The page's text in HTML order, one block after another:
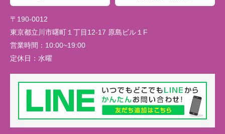
〒190-0012
東京都立川市曙町１丁目12-17 原島ビル１F
営業時間： 10:00~19:00
定休日： 水曜